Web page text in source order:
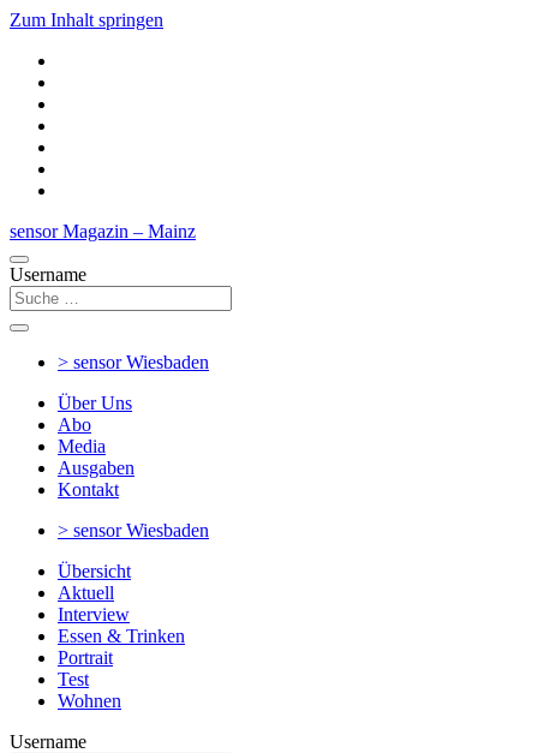
Zum Inhalt springen
sensor Magazin – Mainz
Username
> sensorWiesbaden
Über Uns
Abo
Media
Ausgaben
Kontakt
> sensorWiesbaden
Übersicht
Aktuell
Interview
Essen & Trinken
Portrait
Test
Wohnen
Username